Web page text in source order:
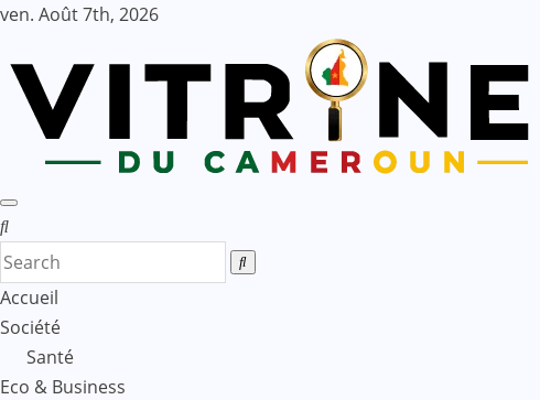
Skip
content
ven. Août 7th, 2026
Accueil
Société
Santé
Eco & Business